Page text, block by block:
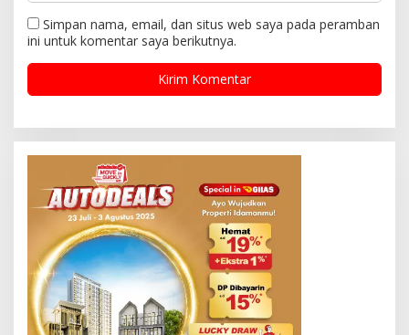
Simpan nama, email, dan situs web saya pada peramban
ini untuk komentar saya berikutnya.